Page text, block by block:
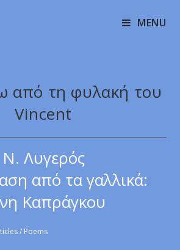
MENU
από τη φυλακή του
Vincent
Ν. Λυγερός
από τα γαλλικά:
Καπράγκου
/ Poems